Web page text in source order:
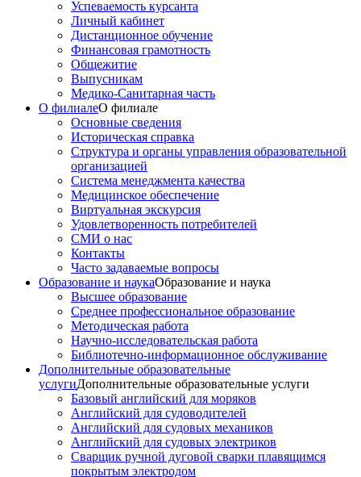
Успеваемость курсанта
Личный кабинет
Дистанционное обучение
Финансовая грамотность
Общежитие
Выпусникам
Медико-Санитарная часть
О филиалеО филиале
Основные сведения
Историческая справка
Структура и органы управления образовательной
организацией
Система менеджмента качества
Медицинское обеспечение
Виртуальная экскурсия
Удовлетворенность потребителей
СМИ о нас
Контакты
Часто задаваемые вопросы
Образование и наукаОбразование и наука
Высшее образование
Среднее профессиональное образование
Методическая работа
Научно-исследовательская работа
Библиотечно-информационное обслуживание
Дополнительные образовательные
услугиДополнительные образовательные услуги
Базовый английский для моряков
Английский для судоводителей
Английский для судовых механиков
Английский для судовых электриков
Cварщик ручной дуговой сварки плавящимся
покрытым электродом